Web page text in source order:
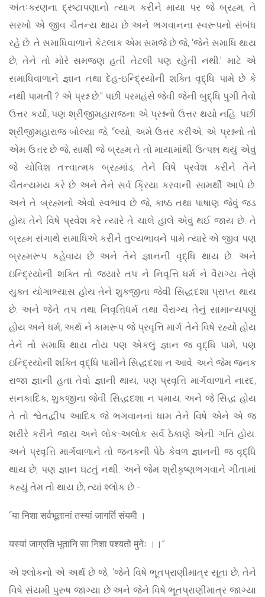
અંતઃકરણના દ્રષ્ટાપણાનો ત્યાગ કરીને માયા પર જે બ્રહ્મ, તે
સરખો એ જીવ ચૈતન્ય થાય છે અને ભગવાનના સ્વરૂપનો સંબંધ
રહે છે. તે સમાધિવાળાને કેટલાક એમ સમજે છે જે, ‘જેને સમાધિ થાય
છે, તેને તો મોરે સમજણ હતી તેટલી પણ રહેતી નથી.’ માટે એ
સમાધિવાળાને જ્ઞાન તથા દેહ-ઇન્દ્રિયોની શક્તિ વૃદ્ધિ પામે છે કે
નથી પામતી ? એ પ્રશ્ન છે.” પછી પરમહંસે જેવી જેની બુદ્ધિ પુગી તેવો
ઉત્તર કર્યો, પણ શ્રીજીમહારાજના એ પ્રશ્નનો ઉત્તર થયો નહિ. પછી
શ્રીજીમહારાજ બોલ્યા જે, “લ્યો, અમે ઉત્તર કરીએ. એ પ્રશ્નનો તો
એમ ઉત્તર છે જે, સાક્ષી જે બ્રહ્મ તે તો માયામાંથી ઉત્પન્ન થયું એવું
જે ચોવિશ તત્ત્વાત્મક બ્રહ્માંડ, તેને વિષે પ્રવેશ કરીને તેને
ચૈતન્યમય કરે છે અને તેને સર્વ ક્રિયા કરવાની સામર્થી આપે છે.
અને તે બ્રહ્મનો એવો સ્વભાવ છે જે, કાષ્ઠ તથા પાષાણ જેવું જડ
હોય તેને વિષે પ્રવેશ કરે ત્યારે તે ચાલે હાલે એવું થઈ જાય છે. તે
બ્રહ્મ સંગાથે સમાધિએ કરીને તુલ્યભાવને પામે ત્યારે એ જીવ પણ
બ્રહ્મરૂપ કહેવાય છે અને તેને જ્ઞાનની વૃદ્ધિ થાય છે. અને
ઇન્દ્રિયોની શક્તિ તો જ્યારે તપ ને નિવૃત્તિ ધર્મ ને વૈરાગ્ય તેણે
યુક્ત યોગાભ્યાસ હોય તેને શુકજીના જેવી સિદ્ધદશા પ્રાપ્ત થાય
છે. અને જેને તપ તથા નિવૃત્તિધર્મ તથા વૈરાગ્ય તેનું સામાન્યપણું
હોય અને ધર્મ, અર્થ ને કામરૂપ જે પ્રવૃત્તિ માર્ગ તેને વિષે રહ્યો હોય
તેને તો સમાધિ થાય તોય પણ એકલું જ્ઞાન જ વૃદ્ધિ પામે, પણ
ઇન્દ્રિયોની શક્તિ વૃદ્ધિ પામીને સિદ્ધદશા ન આવે. અને જેમ જનક
રાજા જ્ઞાની હતા તેવો જ્ઞાની થાય, પણ પ્રવૃત્તિ માર્ગવાળાને નારદ,
સનકાદિક, શુકજીના જેવી સિદ્ધદશા ન પમાય. અને જે સિદ્ધ હોય
તે તો શ્વેતદ્વીપ આદિક જે ભગવાનનાં ધામ તેને વિષે એને એ જ
શરીરે કરીને જાય અને લોક-અલોક સર્વ ઠેકાણે એની ગતિ હોય.
અને પ્રવૃત્તિ માર્ગવાળાને તો જનકની પેઠે કેવળ જ્ઞાનની જ વૃદ્ધિ
થાય છે, પણ જ્ઞાન ઘટતું નથી. અને જેમ શ્રીકૃષ્ણભગવાને ગીતામાં
કહ્યું તેમ તો થાય છે, ત્યાં શ્લોક છે -
“या निशा सर्वभूतानां तस्यां जागर्ति संयमी ।
यस्यां जाग्रति भूतानि सा निशा पश्यतो मुनेः ।।”
એ શ્લોકનો એ અર્થ છે જે, ‘જેને વિષે ભૂતપ્રાણીમાત્ર સૂતા છે, તેને
વિષે સંયમી પુરુષ જાગ્યા છે અને જેને વિષે ભૂતપ્રાણીમાત્ર જાગ્યા